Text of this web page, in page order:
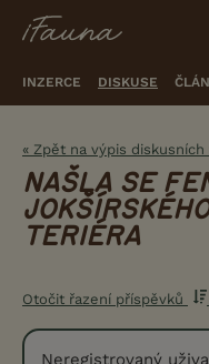
INZERCE DISKUSE
« Zpět na výpis diskusních
NAŠLA SE
JOKŠÍRSKÉHO
TERIÉRA
Otočit řazení příspěvků
Neregistrovaný